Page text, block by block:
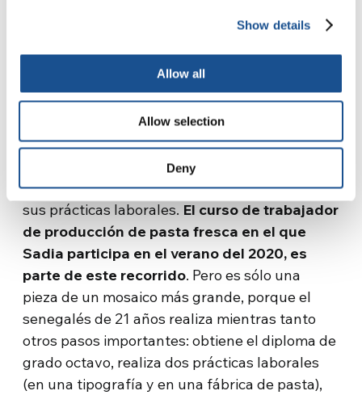
Show details
Allow all
Allow selection
Deny
SPRAR de Strade di Casa en Rovito y luego,
desde octubre del 2019 fue incluido en un
proyecto de la oficina de Migrantes de la
arquidiócesis de Cosenza: “Amplie el espacio
de tu carpa”, financiado por la Campaña CEI
“Libres de salir, libres para quedarse”. Un
proyecto que ayuda a muchachos en materia
de vivienda y formación, y los acompaña en
sus prácticas laborales. El curso de trabajador
de producción de pasta fresca en el que
Sadia participa en el verano del 2020, es
parte de este recorrido. Pero es sólo una
pieza de un mosaico más grande, porque el
senegalés de 21 años realiza mientras tanto
otros pasos importantes: obtiene el diploma de
grado octavo, realiza dos prácticas laborales
(en una tipografía y en una fábrica de pasta),